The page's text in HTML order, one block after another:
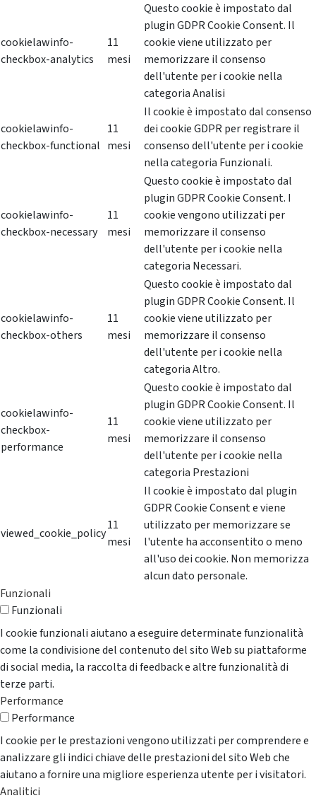
cookielawinfo-
checkbox-analytics
11
mesi
Questo cookie è impostato dal
plugin GDPR Cookie Consent. Il
cookie viene utilizzato per
memorizzare il consenso
dell'utente per i cookie nella
categoria Analisi
cookielawinfo-
checkbox-functional
11
mesi
Il cookie è impostato dal consenso
dei cookie GDPR per registrare il
consenso dell'utente per i cookie
nella categoria Funzionali.
cookielawinfo-
checkbox-necessary
11
mesi
Questo cookie è impostato dal
plugin GDPR Cookie Consent. I
cookie vengono utilizzati per
memorizzare il consenso
dell'utente per i cookie nella
categoria Necessari.
cookielawinfo-
checkbox-others
11
mesi
Questo cookie è impostato dal
plugin GDPR Cookie Consent. Il
cookie viene utilizzato per
memorizzare il consenso
dell'utente per i cookie nella
categoria Altro.
cookielawinfo-
checkbox-
performance
11
mesi
Questo cookie è impostato dal
plugin GDPR Cookie Consent. Il
cookie viene utilizzato per
memorizzare il consenso
dell'utente per i cookie nella
categoria Prestazioni
viewed_cookie_policy
11
mesi
Il cookie è impostato dal plugin
GDPR Cookie Consent e viene
utilizzato per memorizzare se
l'utente ha acconsentito o meno
all'uso dei cookie. Non memorizza
alcun dato personale.
Funzionali
Funzionali
I cookie funzionali aiutano a eseguire determinate funzionalità
come la condivisione del contenuto del sito Web su piattaforme
di social media, la raccolta di feedback e altre funzionalità di
terze parti.
Performance
Performance
I cookie per le prestazioni vengono utilizzati per comprendere e
analizzare gli indici chiave delle prestazioni del sito Web che
aiutano a fornire una migliore esperienza utente per i visitatori.
Analitici